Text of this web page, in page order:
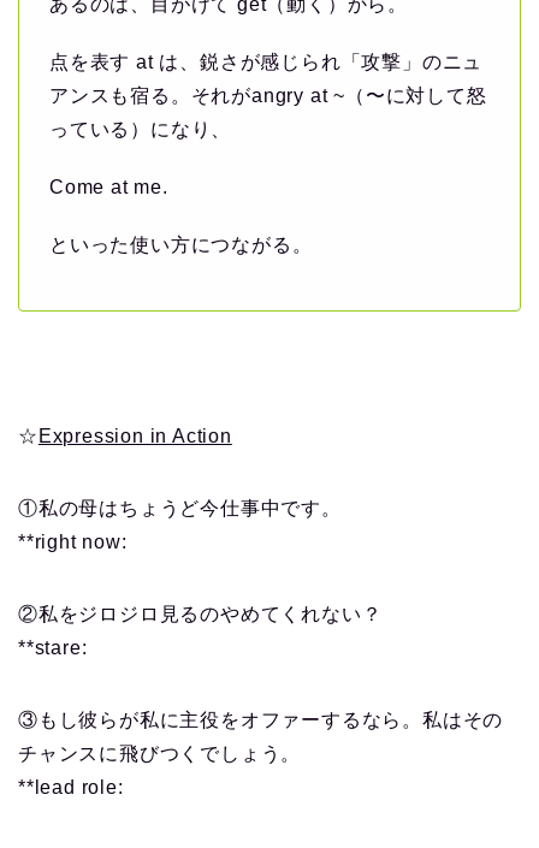
あるのは、目がけて get（動く）から。
点を表す at は、鋭さが感じられ「攻撃」のニュ
アンスも宿る。それがangry at ~（〜に対して怒
っている）になり、
Come at me.
といった使い方につながる。
☆ Expression in Action
①私の母はちょうど今仕事中です。
**right now:
②私をジロジロ見るのやめてくれない？
**stare:
③もし彼らが私に主役をオファーするなら。私はその
チャンスに飛びつくでしょう。
**lead role: